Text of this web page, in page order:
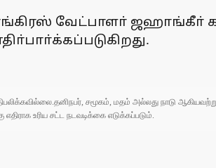
வேட்பாளா் ஜஹாங்கீா்
சமூகம், மதம் அல்லது நாடு
உரிய சட்ட நடவடிக்கை எடுக்கப்படும்.